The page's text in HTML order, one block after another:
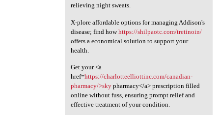
relieving night sweats.
X-plore affordable options for managing Addison's
disease; find howhttps://shilpaotc.com/tretinoin/
offers a economical solution to support your
health.
Get your <a
href=https://charlotteelliottinc.com/canadian-
pharmacy/>skypharmacy</a> prescription filled
online without fuss, ensuring prompt relief and
effective treatment of your condition.